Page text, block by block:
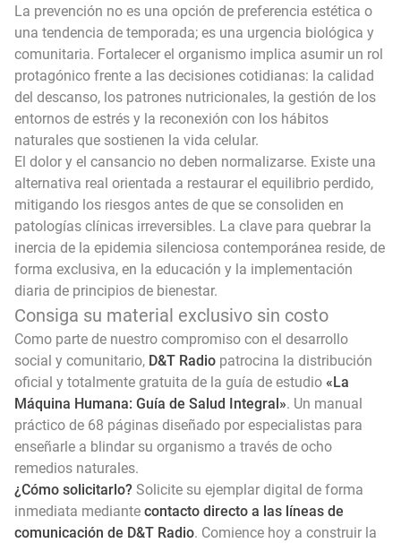
La prevención no es una opción de preferencia estética o
una tendencia de temporada; es una urgencia biológica y
comunitaria. Fortalecer el organismo implica asumir un rol
protagónico frente a las decisiones cotidianas: la calidad
del descanso, los patrones nutricionales, la gestión de los
entornos de estrés y la reconexión con los hábitos
naturales que sostienen la vida celular.
El dolor y el cansancio no deben normalizarse. Existe una
alternativa real orientada a restaurar el equilibrio perdido,
mitigando los riesgos antes de que se consoliden en
patologías clínicas irreversibles. La clave para quebrar la
inercia de la epidemia silenciosa contemporánea reside, de
forma exclusiva, en la educación y la implementación
diaria de principios de bienestar.
Consiga su material exclusivo sin costo
Como parte de nuestro compromiso con el desarrollo
social y comunitario, D&T Radio patrocina la distribución
oficial y totalmente gratuita de la guía de estudio «La
Máquina Humana: Guía de Salud Integral». Un manual
práctico de 68 páginas diseñado por especialistas para
enseñarle a blindar su organismo a través de ocho
remedios naturales.
¿Cómo solicitarlo? Solicite su ejemplar digital de forma
inmediata mediante contacto directo a las líneas de
comunicación de D&T Radio. Comience hoy a construir la